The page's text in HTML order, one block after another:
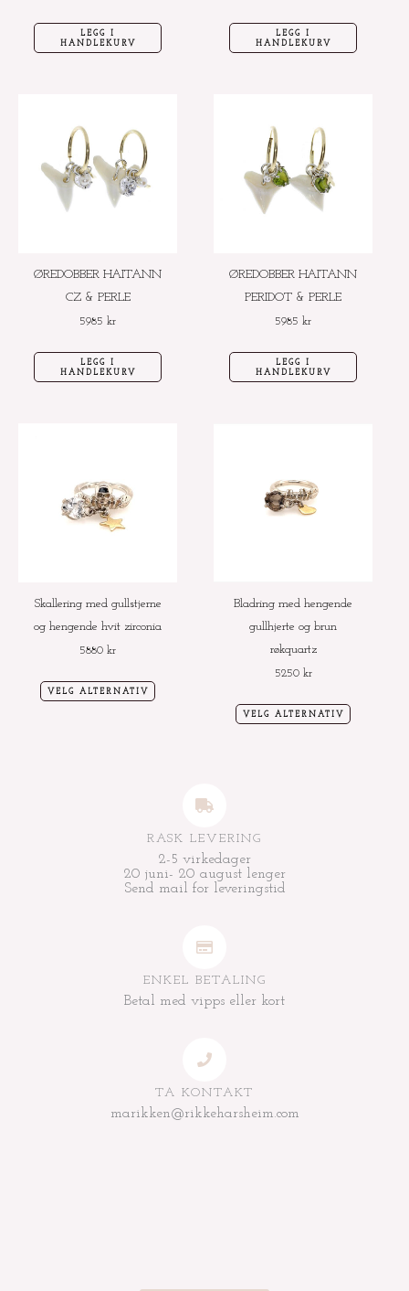
LEGG I
HANDLEKURV
LEGG I
HANDLEKURV
ØREDOBBER HAITANN
CZ & PERLE
5985 kr
LEGG I
HANDLEKURV
ØREDOBBER HAITANN
PERIDOT & PERLE
5985 kr
LEGG I
HANDLEKURV
Skallering med gullstjerne
og hengende hvit zirconia
5880 kr
VELG ALTERNATIV
Bladring med hengende
gullhjerte og brun
røkquartz
5250 kr
VELG ALTERNATIV
RASK LEVERING
2-5 virkedager
20 juni- 20 august lenger
Send mail for leveringstid
ENKEL BETALING
Betal med vipps eller kort
TA KONTAKT
marikken@rikkeharsheim.com